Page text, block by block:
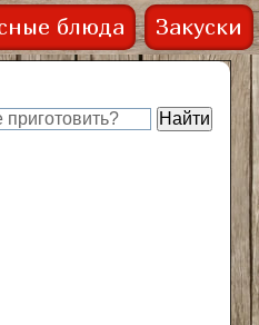
блюда Закуски